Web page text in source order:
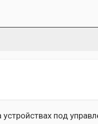
под